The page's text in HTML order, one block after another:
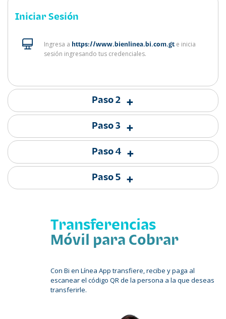
Iniciar Sesión
Ingresa a https://www.bienlinea.bi.com.gt e inicia
sesión ingresando tus credenciales.
+
Paso 2
+
Paso 3
+
Paso 4
+
Paso 5
Transferencias
Móvil para Cobrar
Con Bi en Línea App transfiere, recibe y paga al
escanear el código QR de la persona a la que deseas
transferirle.